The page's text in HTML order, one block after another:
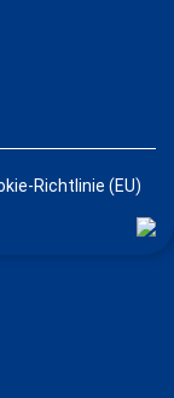
Richtlinie (EU)